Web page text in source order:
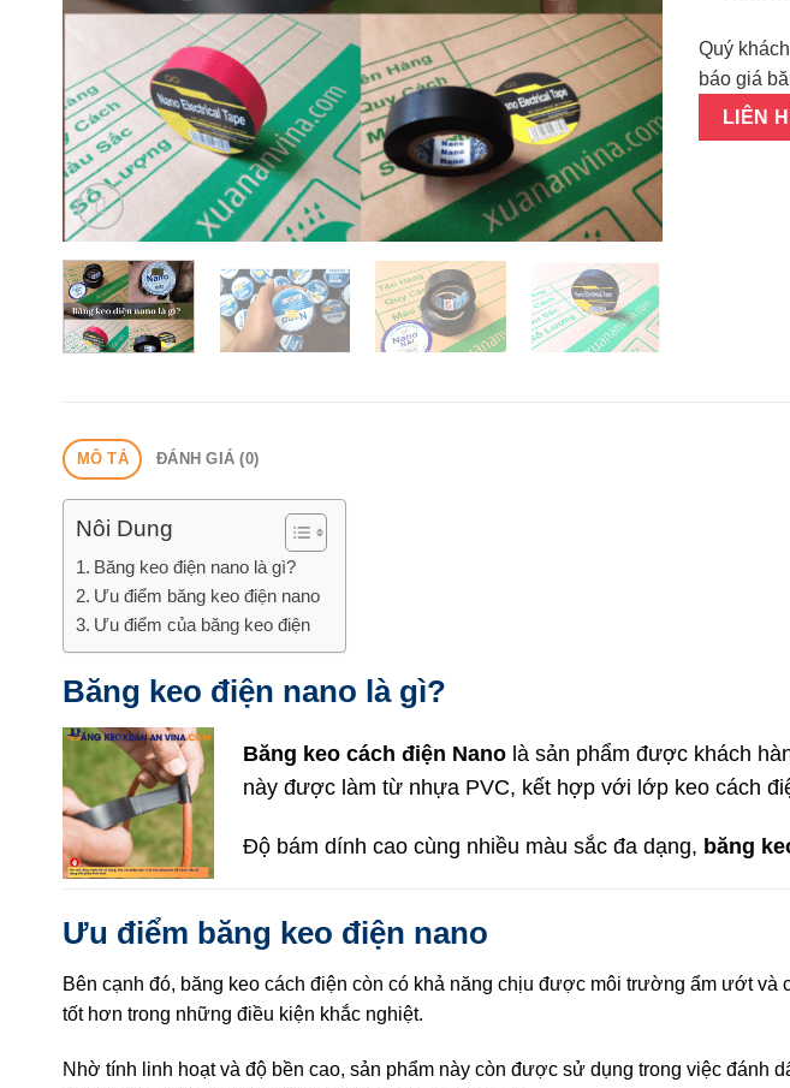
Quý
báo giá
LIÊN
MÔ TẢ ĐÁNH GIÁ (0)
Nôi Dung
Băng keo điện nano là gì?
Ưu điểm băng keo điện nano
Ưu điểm của băng keo điện
Băng keo điện nano là gì?
Băng keo cách điện Nano là sản phẩm được khách
này được làm từ nhựa PVC, kết hợp với lớp keo cách
Độ bám dính cao cùng nhiều màu sắc đa dạng, băng
Ưu điểm băng keo điện nano
Bên cạnh đó, băng keo cách điện còn có khả năng chịu được môi trường ẩm ướt và
tốt hơn trong những điều kiện khắc nghiệt.
Nhờ tính linh hoạt và độ bền cao, sản phẩm này còn được sử dụng trong việc đánh